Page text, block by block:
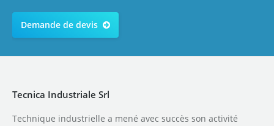
Demande de devis
Tecnica Industriale Srl
Technique industrielle a mené avec succès son activité